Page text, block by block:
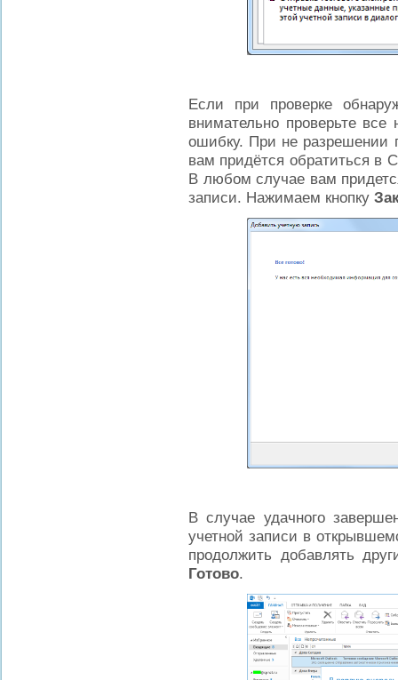
Если при проверке
внимательно проверьте
ошибку. При не разрешении
вам придётся обратиться в
В любом случае вам
записи. Нажимаем кнопку
В случае удачного
учетной записи в
продолжить добавлять
Готово.